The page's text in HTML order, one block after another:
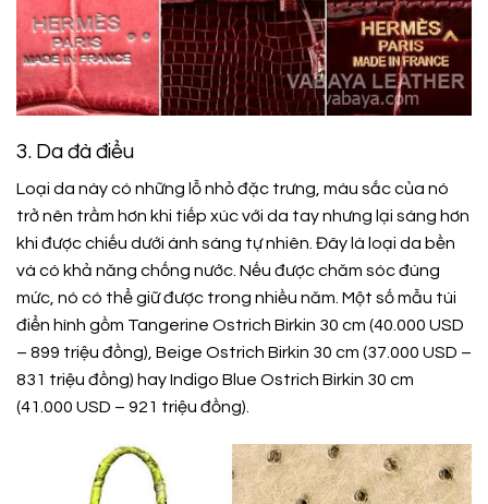
3. Da đà điểu
Loại da này có những lỗ nhỏ đặc trưng, màu sắc của nó
trở nên trầm hơn khi tiếp xúc với da tay nhưng lại sáng hơn
khi được chiếu dưới ánh sáng tự nhiên. Đây là loại da bền
và có khả năng chống nước. Nếu được chăm sóc đúng
mức, nó có thể giữ được trong nhiều năm. Một số mẫu túi
điển hình gồm Tangerine Ostrich Birkin 30 cm (40.000 USD
– 899 triệu đồng), Beige Ostrich Birkin 30 cm (37.000 USD –
831 triệu đồng) hay Indigo Blue Ostrich Birkin 30 cm
(41.000 USD – 921 triệu đồng).